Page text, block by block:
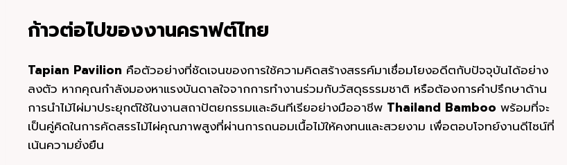
ก้าวต่อไปของงานคราฟต์ไทย
Tapian Pavilion คือตัวอย่างที่ชัดเจนของการใช้ความคิดสร้างสรรค์มาเชื่อมโยงอดีตกับปัจจุบันได้อย่าง
ลงตัว หากคุณกำลังมองหาแรงบันดาลใจจากการทำงานร่วมกับวัสดุธรรมชาติ หรือต้องการคำปรึกษาด้าน
การนำไม้ไผ่มาประยุกต์ใช้ในงานสถาปัตยกรรมและอินทีเรียอย่างมืออาชีพ Thailand Bamboo พร้อมที่จะ
เป็นคู่คิดในการคัดสรรไม้ไผ่คุณภาพสูงที่ผ่านการถนอมเนื้อไม้ให้คงทนและสวยงาม เพื่อตอบโจทย์งานดีไซน์ที่
เน้นความยั่งยืน